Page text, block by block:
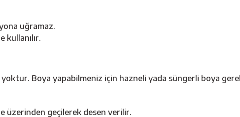
uğramaz.
kullanılır.
Boya yapabilmeniz için hazneli yada süngerli boya
üzerinden geçilerek desen verilir.